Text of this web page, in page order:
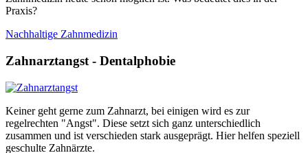
Praxis?
Nachhaltige Zahnmedizin
Zahnarztangst - Dentalphobie
Keiner geht gerne zum Zahnarzt, bei einigen wird es zur
regelrechten "Angst". Diese setzt sich ganz unterschiedlich
zusammen und ist verschieden stark ausgeprägt. Hier helfen speziell
geschulte Zahnärzte.